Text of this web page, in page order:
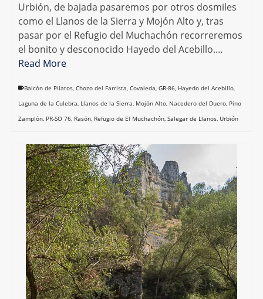
Urbión, de bajada pasaremos por otros dosmiles
como el Llanos de la Sierra y Mojón Alto y, tras
pasar por el Refugio del Muchachón recorreremos
el bonito y desconocido Hayedo del Acebillo.…
Read More
Balcón de Pilatos, Chozo del Farrista, Covaleda, GR-86, Hayedo del Acebillo,
Laguna de la Culebra, Llanos de la Sierra, Mojón Alto, Nacedero del Duero, Pino
Zamplón, PR-SO 76, Rasón, Refugio de El Muchachón, Salegar de Llanos, Urbión